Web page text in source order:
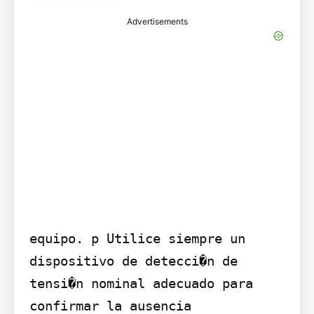
Advertisements
equipo. p Utilice siempre un
dispositivo de detecci�n de
tensi�n nominal adecuado para
confirmar la ausencia